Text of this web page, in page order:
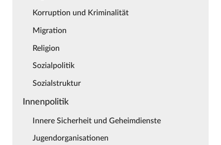
Korruption und Kriminalität
Migration
Religion
Sozialpolitik
Sozialstruktur
Innenpolitik
Innere Sicherheit und Geheimdienste
Jugendorganisationen